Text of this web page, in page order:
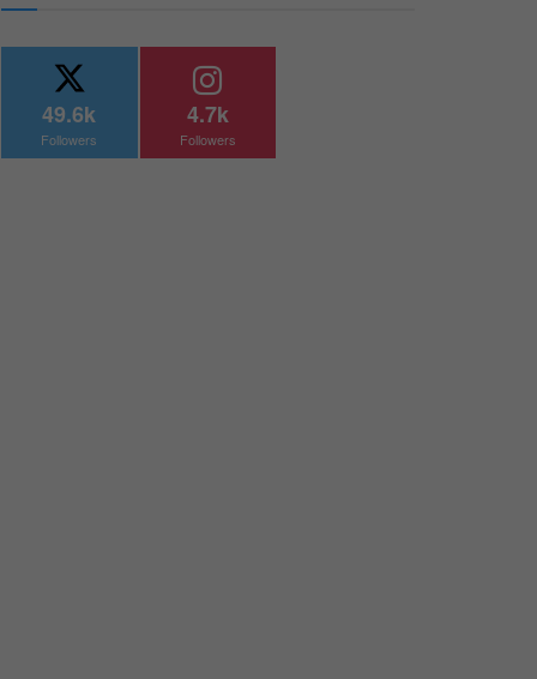
49.6k
Followers
4.7k
Followers